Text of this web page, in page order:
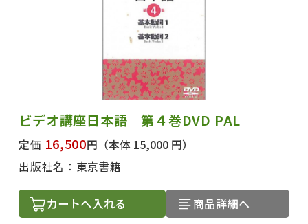
ビデオ講座日本語 第４巻DVD PAL
定価 16,500円 （本体 15,000 円）
出版社名： 東京書籍
カートへ入れる 商品詳細へ